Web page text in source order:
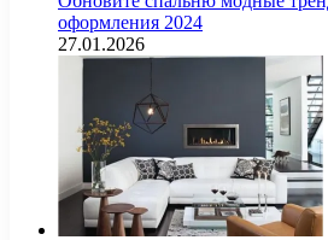
оформления 2024
27.01.2026